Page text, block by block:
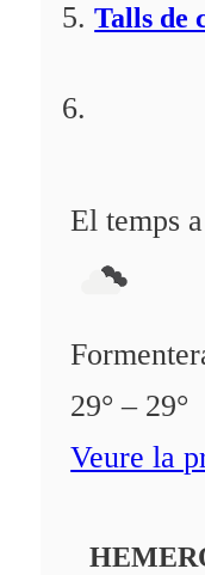
Talls de
El temps
29° – 29°
Veure la